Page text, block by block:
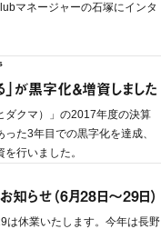
マネージャーの石塚にインタ
が黒字化＆増資しました
ダクマ）」の2017年度の決算
た3年目での黒字化を達成、
行いました。
らせ（6月28日〜29日）
は休業いたします。今年は長野